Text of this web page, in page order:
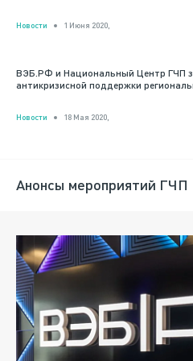
Новости 1 Июня 2020,
ВЭБ.РФ и Национальный Центр ГЧП
антикризисной поддержки
Новости 18 Мая 2020,
Анонсы мероприятий ГЧП